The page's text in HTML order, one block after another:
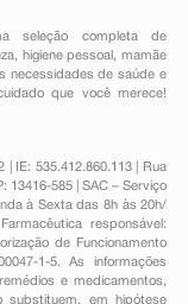
seleção completa de
, higiene pessoal ,mamãe
necessidades de saúde e
que você merece!
| IE: 535.412.860.113 | Rua
13416-585 | SAC – Serviço
à Sexta das 8h às 20h/
responsável:
de Funcionamento
1-5. As informações
e medicamentos,
substituem, em hipótese